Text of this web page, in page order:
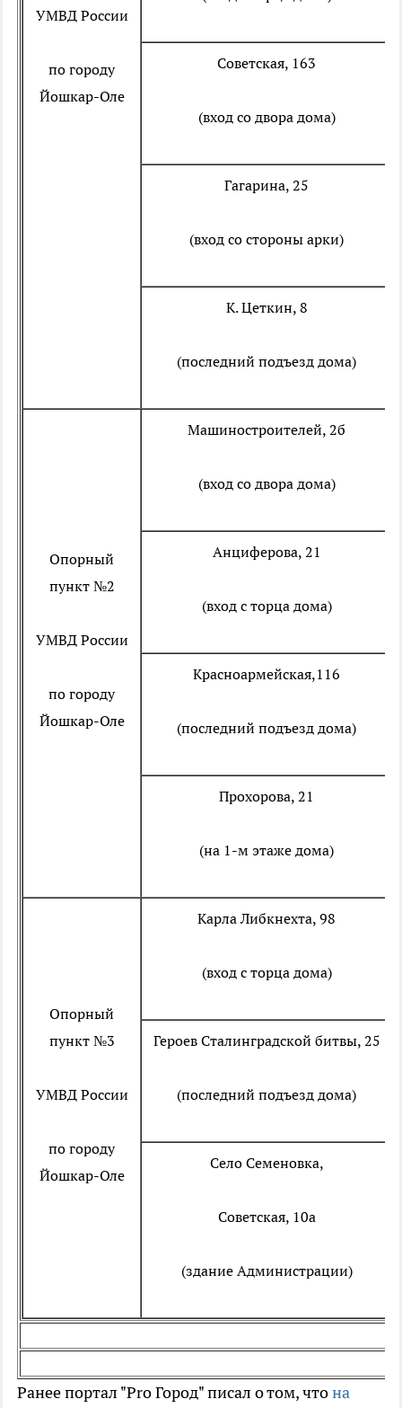
УМВД России
по городу
Йошкар-Оле
Советская, 163
(вход со двора дома)
Гагарина, 25
(вход со стороны арки)
К. Цеткин, 8
(последний подъезд дома)
Опорный
пункт №2
УМВД России
по городу
Йошкар-Оле
Машиностроителей, 2б
(вход со двора дома)
Анциферова, 21
(вход с торца дома)
Красноармейская,116
(последний подъезд дома)
Прохорова, 21
(на 1-м этаже дома)
Опорный
пункт №3
УМВД России
по городу
Йошкар-Оле
Карла Либкнехта, 98
(вход с торца дома)
Героев Сталинградской битвы, 25
(последний подъезд дома)
Село Семеновка,
Советская, 10а
(здание Администрации)
Ранее портал "Pro Город" писал о том, чтона